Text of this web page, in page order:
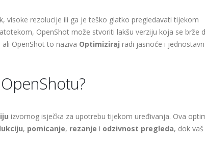
visoke rezolucije ili ga je teško glatko pregledavati tijekom
OpenShot može stvoriti lakšu verziju koja se brže
ali OpenShot to naziva Optimiziraj radi jasnoće i
izvornog isječka za upotrebu tijekom uređivanja. Ova
, pomicanje, rezanje i odzivnost pregleda, dok